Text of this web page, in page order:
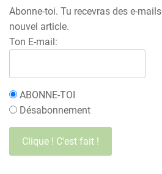
Abonne-toi. Tu recevras des e-
nouvel article.
Ton E-mail:
ABONNE-TOI
Désabonnement